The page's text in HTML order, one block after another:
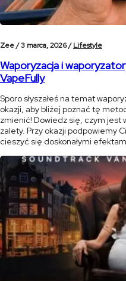
Zee /3 marca, 2026 /Lifestyle
Waporyzacja i
VapeFully
Sporo słyszałeś na temat
okazji, aby bliżej poznać tę
zmienić! Dowiedz się, czym jest
zalety. Przy okazji podpowiemy
cieszyć się doskonałymi